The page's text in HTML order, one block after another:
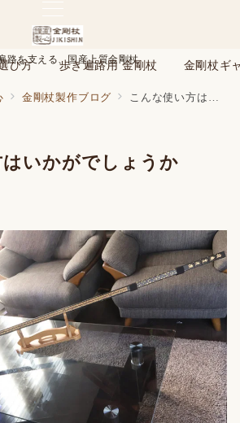
路を支える、国産上質金剛杖
び方 歩き遍路用 金剛杖 金剛杖ギ
金剛杖製作ブログ こんな使い方はいかがでしょうか
いかがでしょうか